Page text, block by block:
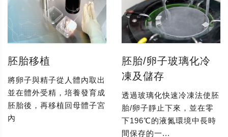
胚胎移植
將卵子與精子從人體內取出
並在體外受精，培養發育成
胚胎後，再移植回母體子宮
內
胚胎/卵子玻璃化冷
凍及儲存
透過玻璃化快速冷凍法使胚
胎/卵子靜止下來，並在零
下196℃的液氮環境中長時
間保存的一...